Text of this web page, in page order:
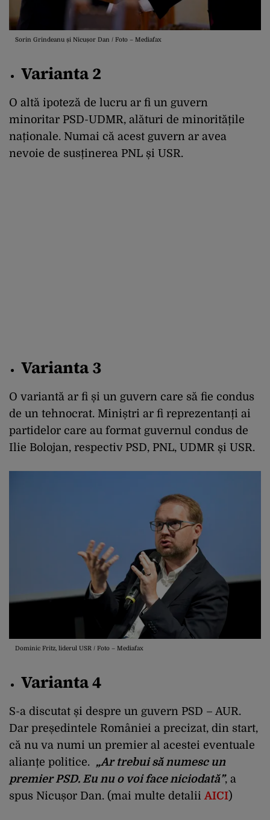
Sorin Grindeanu și Nicușor Dan / Foto – Mediafax
Varianta 2
O altă ipoteză de lucru ar fi un guvern
minoritar PSD-UDMR, alături de minoritățile
naționale. Numai că acest guvern ar avea
nevoie de susținerea PNL și USR.
Varianta 3
O variantă ar fi și un guvern care să fie condus
de un tehnocrat. Miniștri ar fi reprezentanți ai
partidelor care au format guvernul condus de
Ilie Bolojan, respectiv PSD, PNL, UDMR și USR.
Dominic Fritz, liderul USR / Foto – Mediafax
Varianta 4
S-a discutat și despre un guvern PSD – AUR.
Dar președintele României a precizat, din start,
că nu va numi un premier al acestei eventuale
alianțe politice. „Ar trebui să numesc un
premier PSD. Eu nu o voi face niciodată”, a
spus Nicușor Dan. (mai multe detaliiAICI)